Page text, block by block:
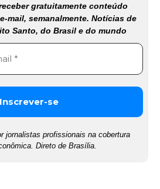
gratuitamente conteúdo
mail, semanalmente. Notícias de
Santo, do Brasil e do mundo
jornalistas profissionais na cobertura
Direto de Brasília.